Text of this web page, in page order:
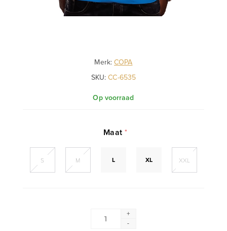
Merk:COPA
SKU: CC-6535
Op voorraad
Maat*
S M L XL XXL
+
-